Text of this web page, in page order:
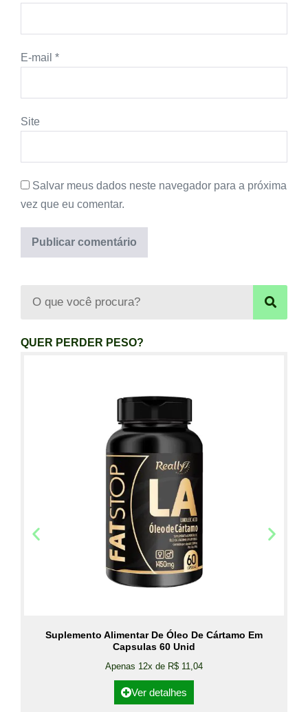
E-mail *
Site
Salvar meus dados neste navegador para a próxima
vez que eu comentar.
QUER PERDER PESO?
Suplemento Alimentar De Óleo De Cártamo Em
Capsulas 60 Unid
Apenas 12x de R$ 11,04
Ver detalhes